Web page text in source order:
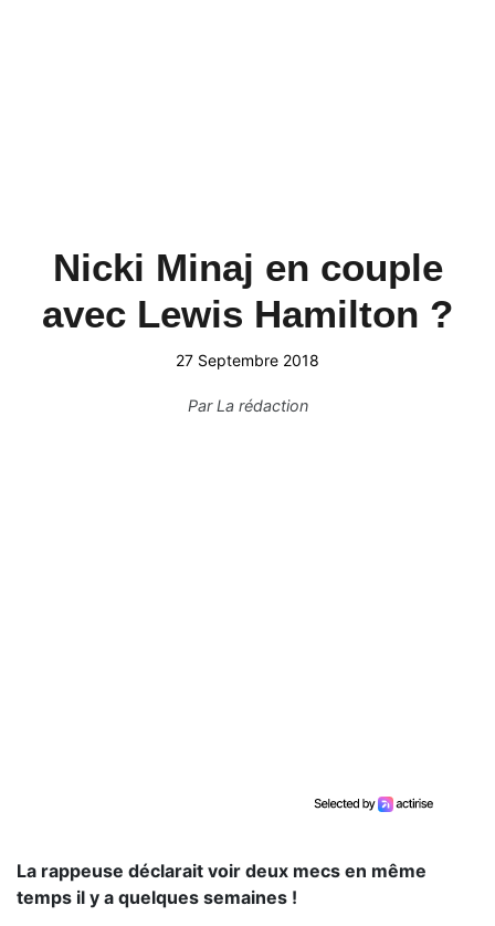
Nicki Minaj en couple
avec Lewis Hamilton ?
27 Septembre 2018
ParLa rédaction
La rappeuse déclarait voir deux mecs en même
temps il y a quelques semaines !